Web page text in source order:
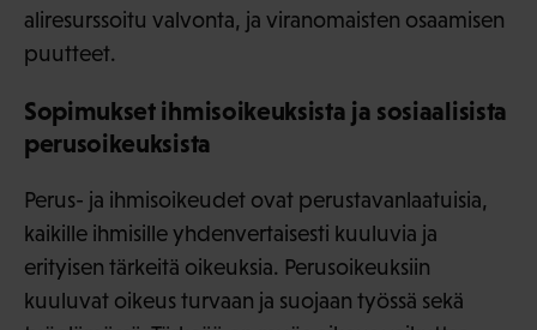
aliresurssoitu valvonta, ja viranomaisten osaamisen
puutteet.
Sopimukset ihmisoikeuksista ja sosiaalisista
perusoikeuksista
Perus- ja ihmisoikeudet ovat perustavanlaatuisia,
kaikille ihmisille yhdenvertaisesti kuuluvia ja
erityisen tärkeitä oikeuksia. Perusoikeuksiin
kuuluvat oikeus turvaan ja suojaan työssä sekä